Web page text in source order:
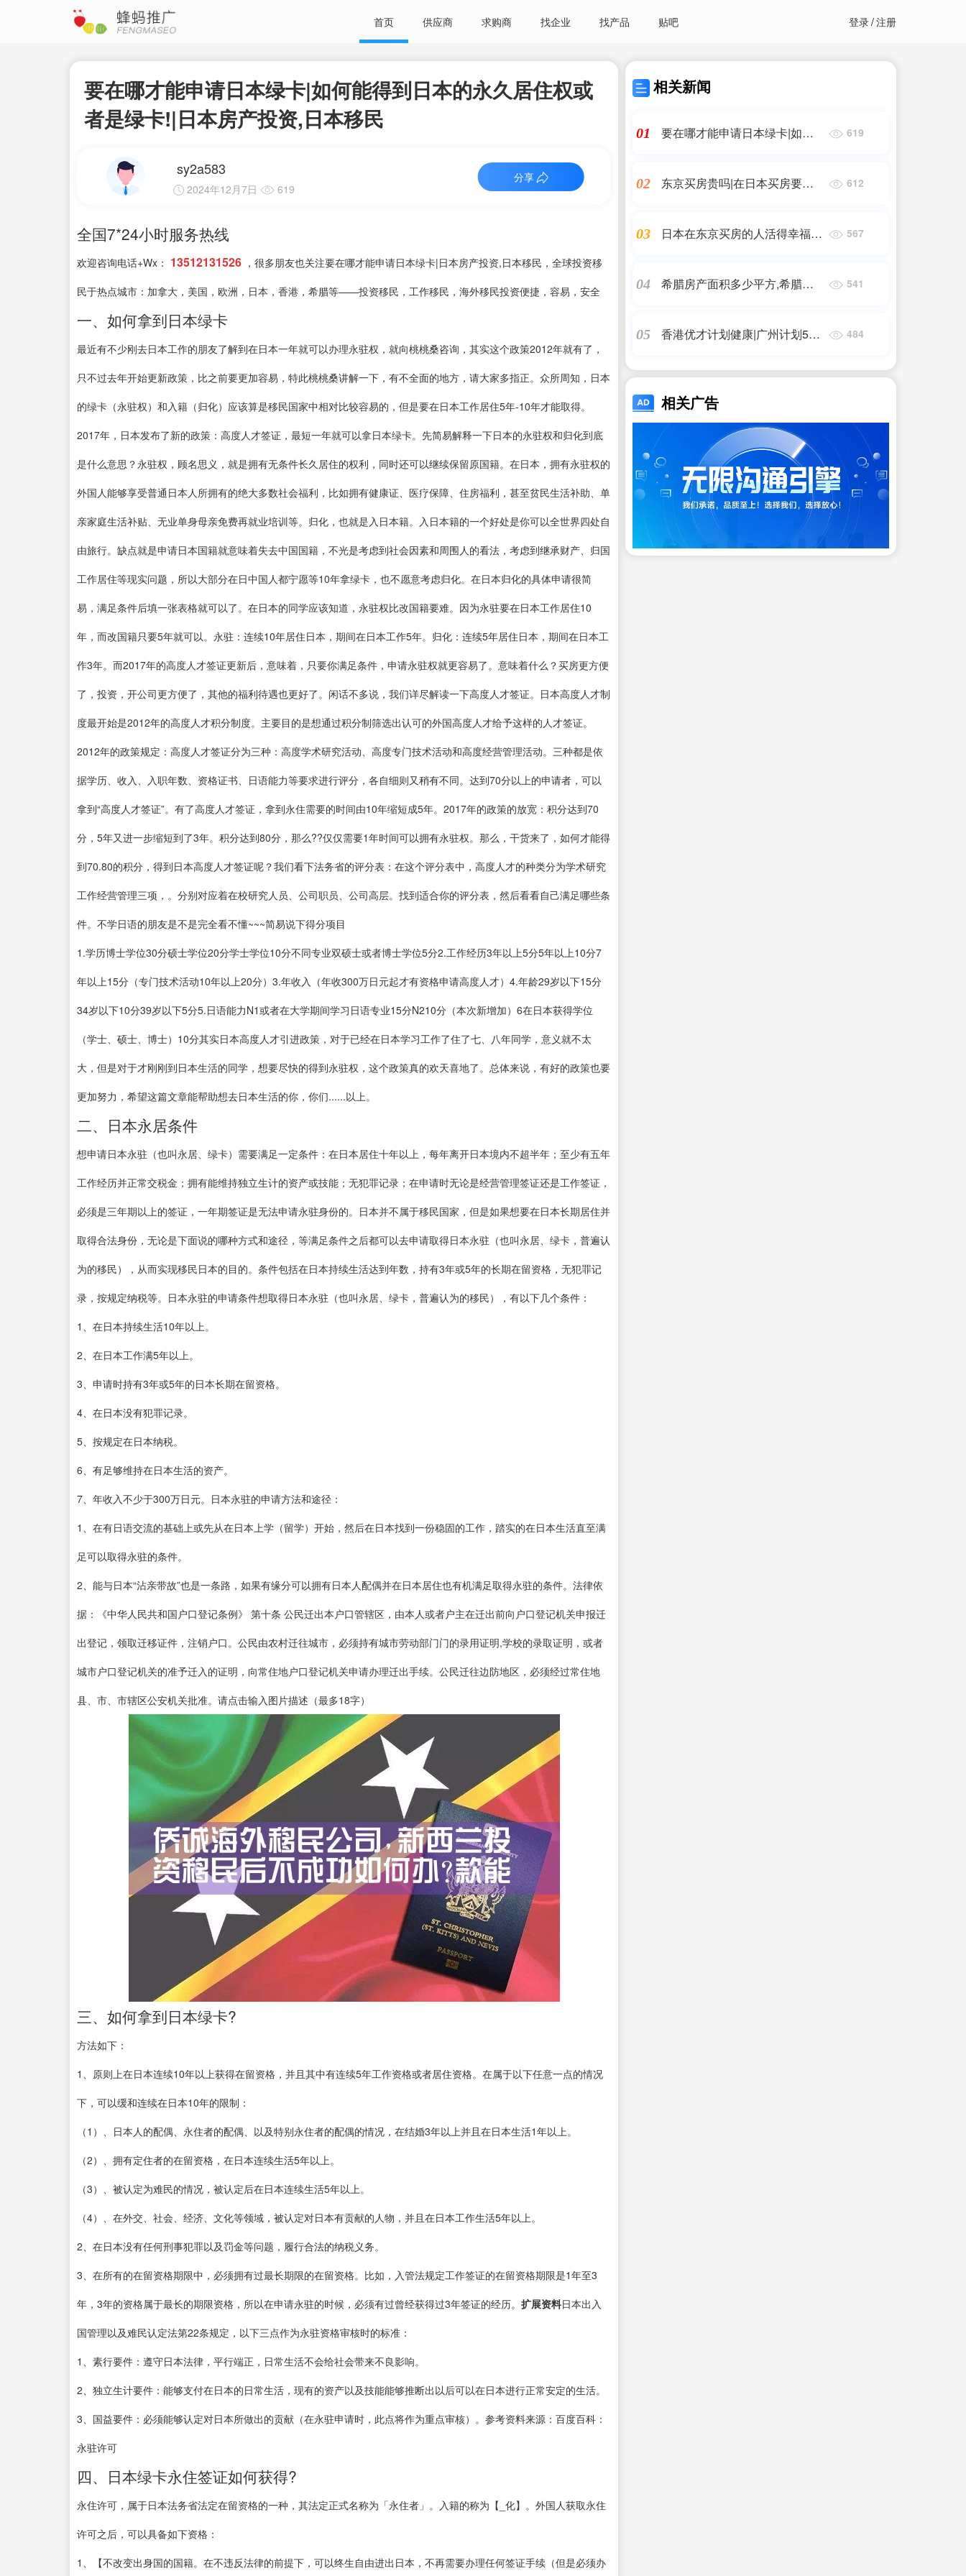
首页 供应商 求购商 找企业 找产品 贴吧 登录/注册
要在哪才能申请日本绿卡|如何能得到日本的永久居住权或
者是绿卡!|日本房产投资,日本移民
sy2a583
2024年12月7日 619
分享
全国7*24小时服务热线
欢迎咨询电话+Wx： 13512131526 ，很多朋友也关注要在哪才能申请日本绿卡|日本房产投资,日本移民，全球投资移
民于热点城市：加拿大，美国，欧洲，日本，香港，希腊等——投资移民，工作移民，海外移民投资便捷，容易，安全
一、如何拿到日本绿卡
最近有不少刚去日本工作的朋友了解到在日本一年就可以办理永驻权，就向桃桃桑咨询，其实这个政策2012年就有了，
只不过去年开始更新政策，比之前要更加容易，特此桃桃桑讲解一下，有不全面的地方，请大家多指正。众所周知，日本
的绿卡（永驻权）和入籍（归化）应该算是移民国家中相对比较容易的，但是要在日本工作居住5年-10年才能取得。
2017年，日本发布了新的政策：高度人才签证，最短一年就可以拿日本绿卡。先简易解释一下日本的永驻权和归化到底
是什么意思？永驻权，顾名思义，就是拥有无条件长久居住的权利，同时还可以继续保留原国籍。在日本，拥有永驻权的
外国人能够享受普通日本人所拥有的绝大多数社会福利，比如拥有健康证、医疗保障、住房福利，甚至贫民生活补助、单
亲家庭生活补贴、无业单身母亲免费再就业培训等。归化，也就是入日本籍。入日本籍的一个好处是你可以全世界四处自
由旅行。缺点就是申请日本国籍就意味着失去中国国籍，不光是考虑到社会因素和周围人的看法，考虑到继承财产、归国
工作居住等现实问题，所以大部分在日中国人都宁愿等10年拿绿卡，也不愿意考虑归化。在日本归化的具体申请很简
易，满足条件后填一张表格就可以了。在日本的同学应该知道，永驻权比改国籍要难。因为永驻要在日本工作居住10
年，而改国籍只要5年就可以。永驻：连续10年居住日本，期间在日本工作5年。归化：连续5年居住日本，期间在日本工
作3年。而2017年的高度人才签证更新后，意味着，只要你满足条件，申请永驻权就更容易了。意味着什么？买房更方便
了，投资，开公司更方便了，其他的福利待遇也更好了。闲话不多说，我们详尽解读一下高度人才签证。日本高度人才制
度最开始是2012年的高度人才积分制度。主要目的是想通过积分制筛选出认可的外国高度人才给予这样的人才签证。
2012年的政策规定：高度人才签证分为三种：高度学术研究活动、高度专门技术活动和高度经营管理活动。三种都是依
据学历、收入、入职年数、资格证书、日语能力等要求进行评分，各自细则又稍有不同。达到70分以上的申请者，可以
拿到“高度人才签证”。有了高度人才签证，拿到永住需要的时间由10年缩短成5年。2017年的政策的放宽：积分达到70
分，5年又进一步缩短到了3年。积分达到80分，那么??仅仅需要1年时间可以拥有永驻权。那么，干货来了，如何才能得
到70.80的积分，得到日本高度人才签证呢？我们看下法务省的评分表：在这个评分表中，高度人才的种类分为学术研究
工作经营管理三项，。分别对应着在校研究人员、公司职员、公司高层。找到适合你的评分表，然后看看自己满足哪些条
件。不学日语的朋友是不是完全看不懂~~~简易说下得分项目
1.学历博士学位30分硕士学位20分学士学位10分不同专业双硕士或者博士学位5分2.工作经历3年以上5分5年以上10分7
年以上15分（专门技术活动10年以上20分）3.年收入（年收300万日元起才有资格申请高度人才）4.年龄29岁以下15分
34岁以下10分39岁以下5分5.日语能力N1或者在大学期间学习日语专业15分N210分（本次新增加）6在日本获得学位
（学士、硕士、博士）10分其实日本高度人才引进政策，对于已经在日本学习工作了住了七、八年同学，意义就不太
大，但是对于才刚刚到日本生活的同学，想要尽快的得到永驻权，这个政策真的欢天喜地了。总体来说，有好的政策也要
更加努力，希望这篇文章能帮助想去日本生活的你，你们......以上。
二、日本永居条件
想申请日本永驻（也叫永居、绿卡）需要满足一定条件：在日本居住十年以上，每年离开日本境内不超半年；至少有五年
工作经历并正常交税金；拥有能维持独立生计的资产或技能；无犯罪记录；在申请时无论是经营管理签证还是工作签证，
必须是三年期以上的签证，一年期签证是无法申请永驻身份的。日本并不属于移民国家，但是如果想要在日本长期居住并
取得合法身份，无论是下面说的哪种方式和途径，等满足条件之后都可以去申请取得日本永驻（也叫永居、绿卡，普遍认
为的移民），从而实现移民日本的目的。条件包括在日本持续生活达到年数，持有3年或5年的长期在留资格，无犯罪记
录，按规定纳税等。日本永驻的申请条件想取得日本永驻（也叫永居、绿卡，普遍认为的移民），有以下几个条件：
1、在日本持续生活10年以上。
2、在日本工作满5年以上。
3、申请时持有3年或5年的日本长期在留资格。
4、在日本没有犯罪记录。
5、按规定在日本纳税。
6、有足够维持在日本生活的资产。
7、年收入不少于300万日元。日本永驻的申请方法和途径：
1、在有日语交流的基础上或先从在日本上学（留学）开始，然后在日本找到一份稳固的工作，踏实的在日本生活直至满
足可以取得永驻的条件。
2、能与日本“沾亲带故”也是一条路，如果有缘分可以拥有日本人配偶并在日本居住也有机满足取得永驻的条件。法律依
据：《中华人民共和国户口登记条例》 第十条 公民迁出本户口管辖区，由本人或者户主在迁出前向户口登记机关申报迁
出登记，领取迁移证件，注销户口。公民由农村迁往城市，必须持有城市劳动部门门的录用证明,学校的录取证明，或者
城市户口登记机关的准予迁入的证明，向常住地户口登记机关申请办理迁出手续。公民迁往边防地区，必须经过常住地
县、市、市辖区公安机关批准。请点击输入图片描述（最多18字）
三、如何拿到日本绿卡?
方法如下：
1、原则上在日本连续10年以上获得在留资格，并且其中有连续5年工作资格或者居住资格。在属于以下任意一点的情况
下，可以缓和连续在日本10年的限制：
（1）、日本人的配偶、永住者的配偶、以及特别永住者的配偶的情况，在结婚3年以上并且在日本生活1年以上。
（2）、拥有定住者的在留资格，在日本连续生活5年以上。
（3）、被认定为难民的情况，被认定后在日本连续生活5年以上。
（4）、在外交、社会、经济、文化等领域，被认定对日本有贡献的人物，并且在日本工作生活5年以上。
2、在日本没有任何刑事犯罪以及罚金等问题，履行合法的纳税义务。
3、在所有的在留资格期限中，必须拥有过最长期限的在留资格。比如，入管法规定工作签证的在留资格期限是1年至3
年，3年的资格属于最长的期限资格，所以在申请永驻的时候，必须有过曾经获得过3年签证的经历。 扩展资料日本出入
国管理以及难民认定法第22条规定，以下三点作为永驻资格审核时的标准：
1、素行要件：遵守日本法律，平行端正，日常生活不会给社会带来不良影响。
2、独立生计要件：能够支付在日本的日常生活，现有的资产以及技能能够推断出以后可以在日本进行正常安定的生活。
3、国益要件：必须能够认定对日本所做出的贡献（在永驻申请时，此点将作为重点审核）。参考资料来源：百度百科：
永驻许可
四、日本绿卡永住签证如何获得?
永住许可，属于日本法务省法定在留资格的一种，其法定正式名称为「永住者」。入籍的称为【_化】。外国人获取永住
许可之后，可以具备如下资格：
1、【不改变出身国的国籍。在不违反法律的前提下，可以终生自由进出日本，不再需要办理任何签证手续（但是必须办
相关新闻
01
要在哪才能申请日本绿卡|如何
619
02
东京买房贵吗|在日本买房要多
612
03
日本在东京买房的人活得幸福吗
呢?
567
04
希腊房产面积多少平方,希腊的
541
05
香港优才计划健康|广州计划5年
家庭医生 |香港移民
484
相关广告